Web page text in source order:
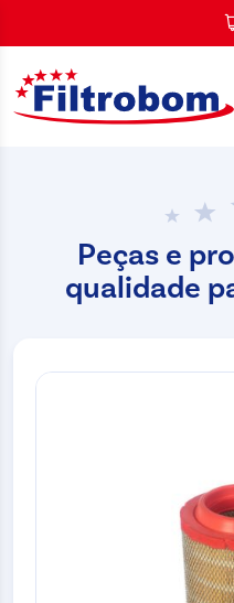
Peças e
qualidade